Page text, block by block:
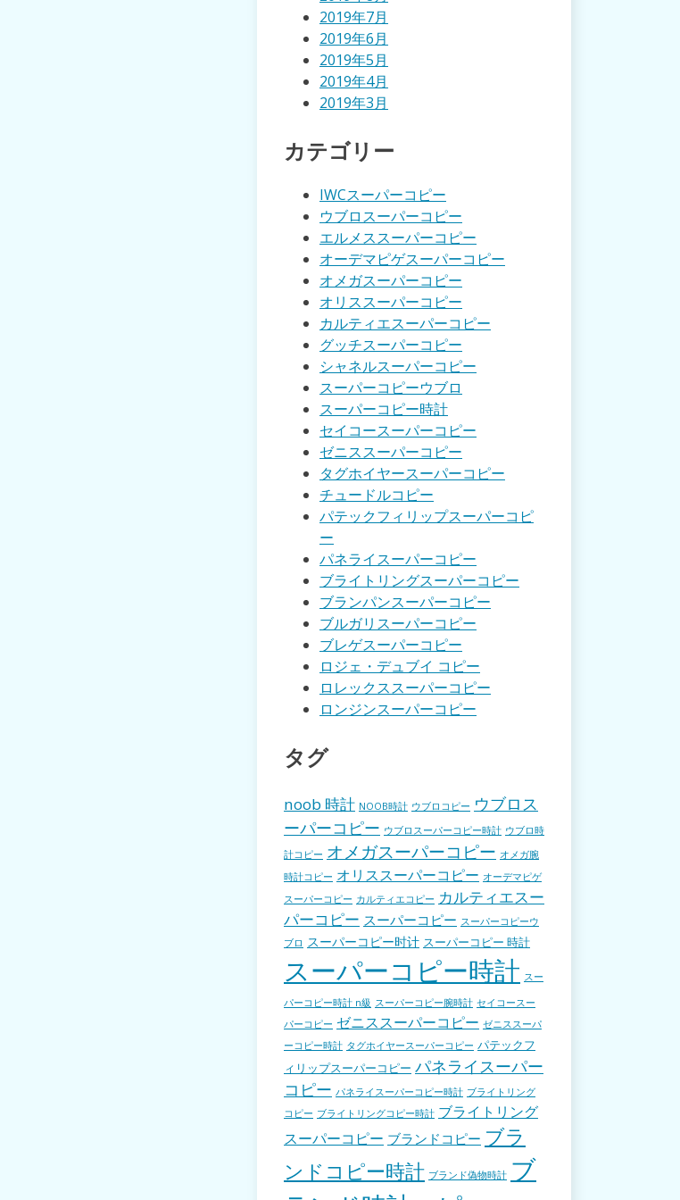
2019年7月
2019年6月
2019年5月
2019年4月
2019年3月
カテゴリー
IWCスーパーコピー
ウブロスーパーコピー
エルメススーパーコピー
オーデマピゲスーパーコピー
オメガスーパーコピー
オリススーパーコピー
カルティエスーパーコピー
グッチスーパーコピー
シャネルスーパーコピー
スーパーコピーウブロ
スーパーコピー時計
セイコースーパーコピー
ゼニススーパーコピー
タグホイヤースーパーコピー
チュードルコピー
パテックフィリップスーパーコピ
ー
パネライスーパーコピー
ブライトリングスーパーコピー
ブランパンスーパーコピー
ブルガリスーパーコピー
ブレゲスーパーコピー
ロジェ・デュブイ コピー
ロレックススーパーコピー
ロンジンスーパーコピー
タグ
noob 時計 NOOB時計 ウブロコピー ウブロス
ーパーコピー ウブロスーパーコピー時計 ウブロ時
計コピー オメガスーパーコピー オメガ腕
時計コピー オリススーパーコピー オーデマピゲ
スーパーコピー カルティエコピー カルティエスー
パーコピー スーパーコピー スーパーコピーウ
ブロ スーパーコピー时计 スーパーコピー 時計
スーパーコピー時計 スー
パーコピー時計 n級 スーパーコピー腕時計 セイコースー
パーコピー ゼニススーパーコピー ゼニススーパ
ーコピー時計 タグホイヤースーパーコピー パテックフ
ィリップスーパーコピー パネライスーパー
コピー パネライスーパーコピー時計 ブライトリング
コピー ブライトリングコピー時計 ブライトリング
スーパーコピー ブランドコピー ブラ
ンドコピー時計 ブランド偽物時計 ブ